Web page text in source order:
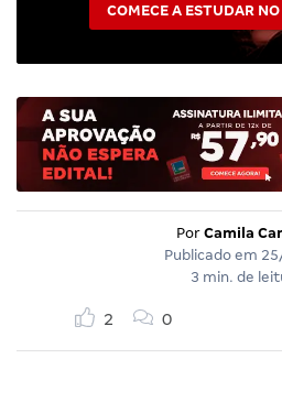
COMECE A ESTUDAR
Por Camila
Publicado em
3 min. de
2 0